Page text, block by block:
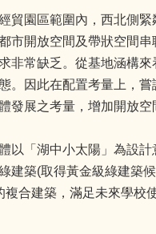
貿園區範圍內，西北側
開放空間及帶狀空間串
常缺乏。從基地涵構
。因此在配置考量上，
展之考量，增加開放空
以「湖中小太陽」為設
建築(取得黃金級綠建築
合建築，滿足未來學校